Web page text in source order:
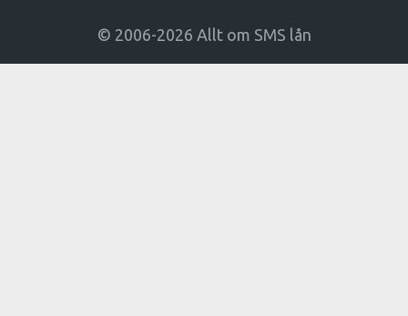
© 2006-2026 Allt om SMS lån